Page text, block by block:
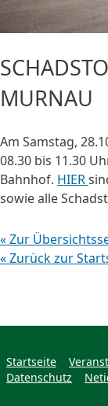
MURNAU
Am Samstag,
08.30 bis 11.30
Bahnhof. HIER
sowie alle
« Zur
« Zurück zur
Startseite
Datenschutz